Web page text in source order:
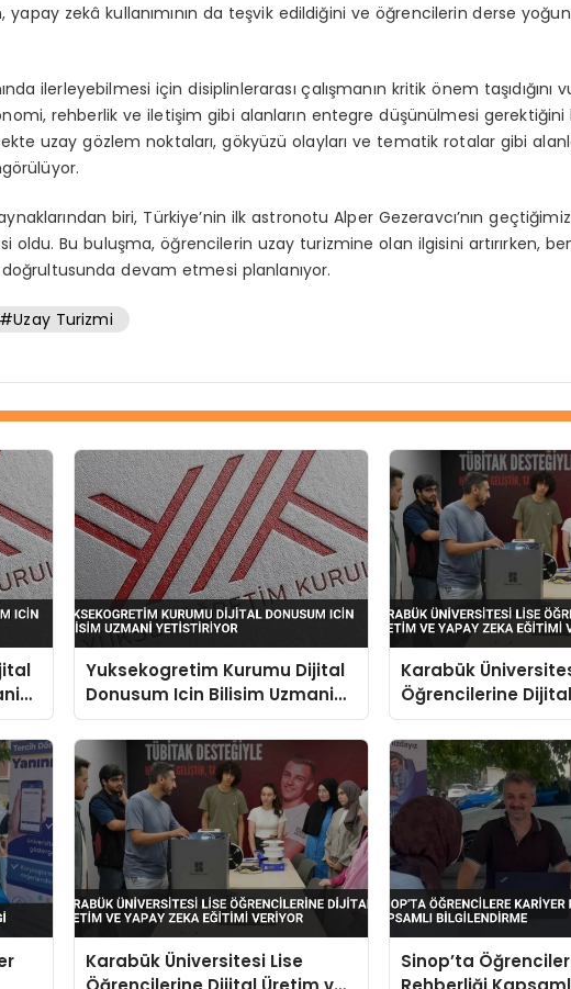
yapay zekâ kullanımının da teşvik edildiğini ve öğrencilerin derse
ilerleyebilmesi için disiplinlerarası çalışmanın kritik önem taşıdığını
rehberlik ve iletişim gibi alanların entegre düşünülmesi gerektiğini
uzay gözlem noktaları, gökyüzü olayları ve tematik rotalar gibi
biri, Türkiye’nin ilk astronotu Alper Gezeravcı’nın
oldu. Bu buluşma, öğrencilerin uzay turizmine olan ilgisini artırırken,
devam etmesi planlanıyor.
#Uzay Turizmi
Yuksekogretim Kurumu Dijital
Donusum Icin Bilisim Uzmani
Yetistiriyor
Karabük
Öğrencilerine
Yapay Zeka
Karabük Üniversitesi Lise
Sinop’ta